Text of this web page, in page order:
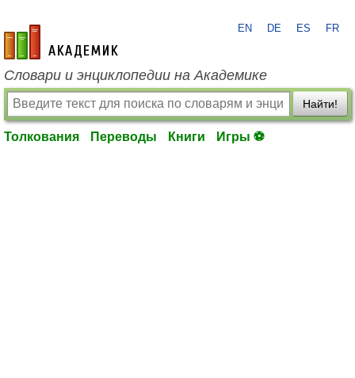
academic.ru
EN DE ES FR
Словари и энциклопедии на Академике
Найти!
Толкования Переводы Книги Игры ⚽